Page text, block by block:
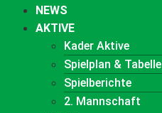
NEWS
AKTIVE
Kader Aktive
Spielplan & Tabelle
Spielberichte
2. Mannschaft